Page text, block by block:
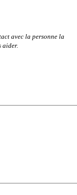
avec la personne la
aider.